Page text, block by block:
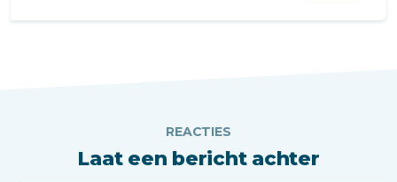
REACTIES
Laat een bericht achter